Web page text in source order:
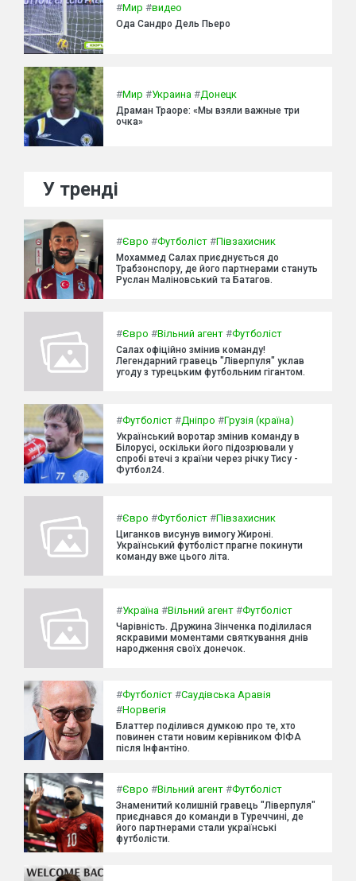
#Мир #видео
Ода Сандро Дель Пьеро
#Мир #Украина #Донецк
Драман Траоре: «Мы взяли важные три
очка»
У тренді
#Євро #Футболіст #Півзахисник
Мохаммед Салах приєднується до
Трабзонспору, де його партнерами стануть
Руслан Маліновський та Батагов.
#Євро #Вільний агент #Футболіст
Салах офіційно змінив команду!
Легендарний гравець "Ліверпуля" уклав
угоду з турецьким футбольним гігантом.
#Футболіст #Дніпро #Грузія (країна)
Український воротар змінив команду в
Білорусі, оскільки його підозрювали у
спробі втечі з країни через річку Тису -
Футбол24.
#Євро #Футболіст #Півзахисник
Циганков висунув вимогу Жироні.
Український футболіст прагне покинути
команду вже цього літа.
#Україна #Вільний агент #Футболіст
Чарівність. Дружина Зінченка поділилася
яскравими моментами святкування днів
народження своїх донечок.
#Футболіст #Саудівська Аравія
#Норвегія
Блаттер поділився думкою про те, хто
повинен стати новим керівником ФІФА
після Інфантіно.
#Євро #Вільний агент #Футболіст
Знаменитий колишній гравець "Ліверпуля"
приєднався до команди в Туреччині, де
його партнерами стали українські
футболісти.